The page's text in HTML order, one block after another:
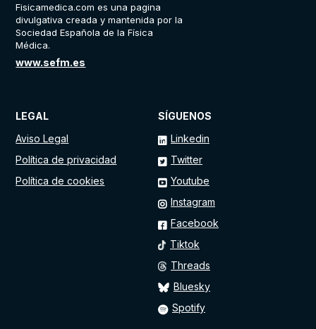
Fisicamedica.com es una pagina
divulgativa creada y mantenida por la
Sociedad Española de la Física
Médica.
www.sefm.es
SÍGUENOS
Linkedin
Twitter
Youtube
Instagram
Facebook
Tiktok
Threads
Bluesky
Spotify
LEGAL
Aviso Legal
Política de privacidad
Política de cookies